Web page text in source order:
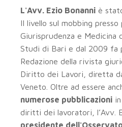
L'Avv. Ezio Bonanni è
II livello sul mobbing presso
Giurisprudenza e Medicina
Studi di Bari e dal 2009 fa
Redazione della rivista
Diritto dei Lavori, diretta
Veneto. Oltre ad essere
numerose pubblicazioni
diritti dei lavoratori, l’Avv.
presidente